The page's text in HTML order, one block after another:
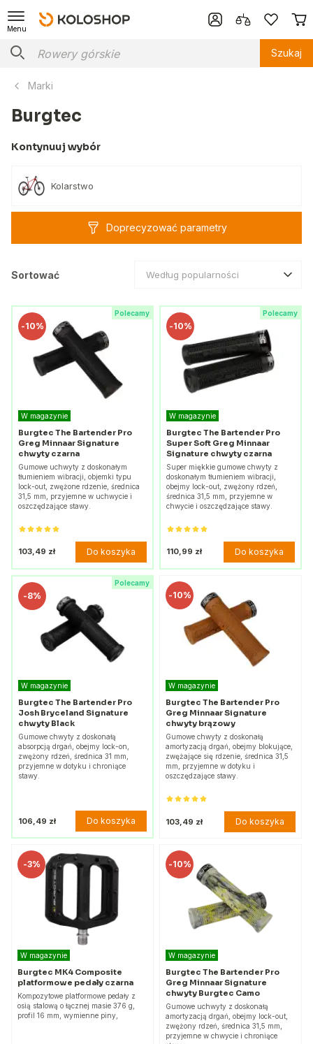
Menu
Szukaj
Marki
Burgtec
Kontynuuj wybór
Kolarstwo
Doprecyzować parametry
Sortować Według popularności
Polecamy
-10%
W magazynie
Burgtec The Bartender Pro
Greg Minnaar Signature
chwyty czarna
Gumowe uchwyty z doskonałym
tłumieniem wibracji, objemki typu
lock-out, zwężone rdzenie, średnica
31,5 mm, przyjemne w uchwycie i
oszczędzające stawy.
103,49 zł Do koszyka
Polecamy
-10%
W magazynie
Burgtec The Bartender Pro
Super Soft Greg Minnaar
Signature chwyty czarna
Super miękkie gumowe chwyty z
doskonałym tłumieniem wibracji,
obejmy lock-out, zwężony rdzeń,
średnica 31,5 mm, przyjemne w
chwycie i oszczędzające stawy.
110,99 zł Do koszyka
Polecamy
-8%
W magazynie
Burgtec The Bartender Pro
Josh Bryceland Signature
chwyty Black
Gumowe chwyty z doskonałą
absorpcją drgań, obejmy lock-on,
zwężony rdzeń, średnica 31 mm,
przyjemne w dotyku i chroniące
stawy.
106,49 zł Do koszyka
-10%
W magazynie
Burgtec The Bartender Pro
Greg Minnaar Signature
chwyty brązowy
Gumowe chwyty z doskonałą
amortyzacją drgań, obejmy blokujące,
zwężające się rdzenie, średnica 31,5
mm, przyjemne w dotyku i
oszczędzające stawy.
103,49 zł Do koszyka
-3%
W magazynie
Burgtec MK4 Composite
platformowe pedały czarna
Kompozytowe platformowe pedały z
osią stalową o łącznej masie 376 g,
profil 16 mm, wymienne piny,
-10%
W magazynie
Burgtec The Bartender Pro
Greg Minnaar Signature
chwyty Burgtec Camo
Gumowe uchwyty z doskonałą
amortyzacją drgań, obejmy lock-out,
zwężony rdzeń, średnica 31,5 mm,
przyjemne w chwycie i chroniące